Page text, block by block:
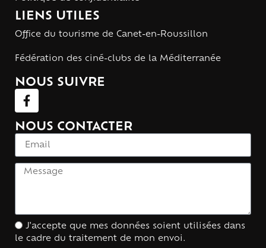
LIENS UTILES
Office du tourisme de Canet-en-Roussillon
Fédération des ciné-clubs de la Méditerranée
NOUS SUIVRE
NOUS CONTACTER
J'accepte que mes données soient utilisées dans
le cadre du traitement de mon envoi.